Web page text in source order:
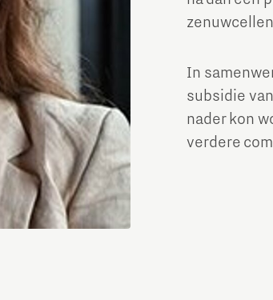
In
subsidie
nader kon
verdere